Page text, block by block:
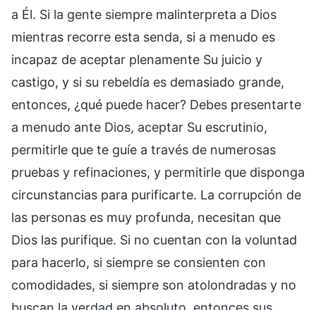
a Él. Si la gente siempre malinterpreta a Dios
mientras recorre esta senda, si a menudo es
incapaz de aceptar plenamente Su juicio y
castigo, y si su rebeldía es demasiado grande,
entonces, ¿qué puede hacer? Debes presentarte
a menudo ante Dios, aceptar Su escrutinio,
permitirle que te guíe a través de numerosas
pruebas y refinaciones, y permitirle que disponga
circunstancias para purificarte. La corrupción de
las personas es muy profunda, necesitan que
Dios las purifique. Si no cuentan con la voluntad
para hacerlo, si siempre se consienten con
comodidades, si siempre son atolondradas y no